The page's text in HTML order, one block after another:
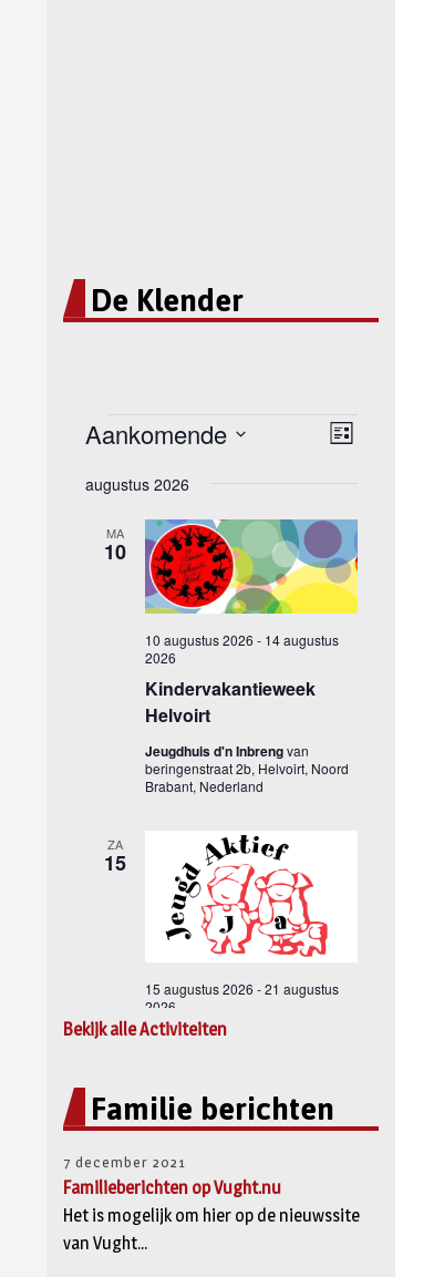
De Klender
Bekijk alle Activiteiten
Familie berichten
7 december 2021
Familieberichten op Vught.nu
Het is mogelijk om hier op de nieuwssite
van Vught...